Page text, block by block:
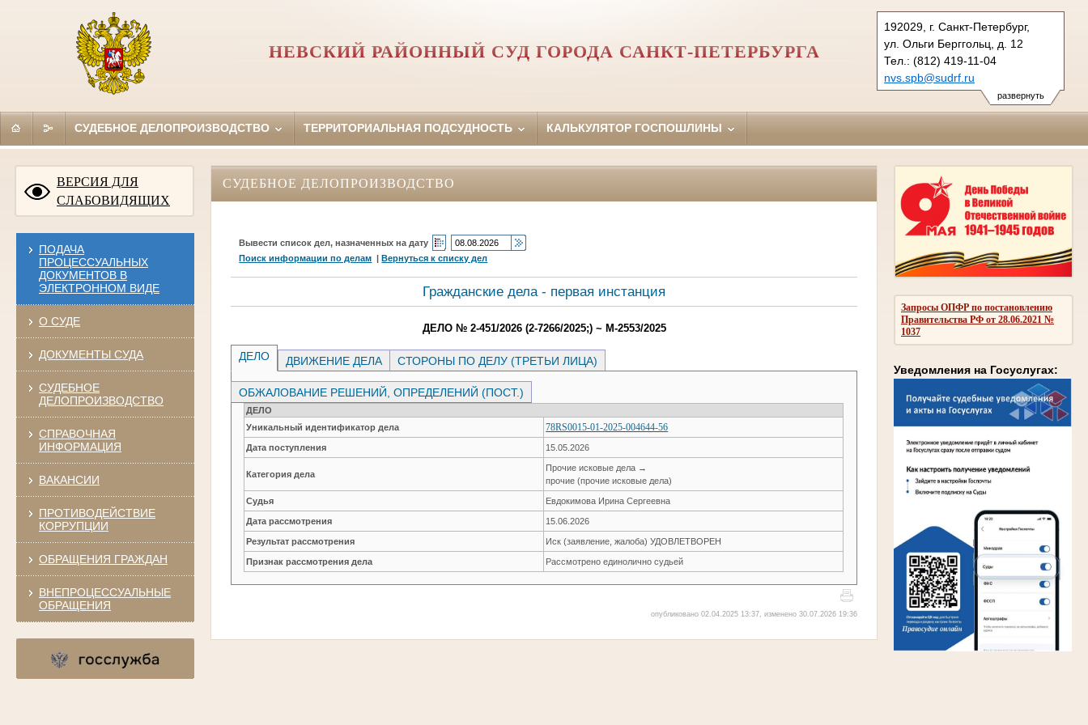
развернуть
192029, г. Санкт-Петербург,
ул. Ольги Берггольц, д. 12
Тел.: (812) 419-11-04
nvs.spb@sudrf.ru
НЕВСКИЙ РАЙОННЫЙ СУД ГОРОДА САНКТ-ПЕТЕРБУРГА
СУДЕБНОЕ ДЕЛОПРОИЗВОДСТВО ТЕРРИТОРИАЛЬНАЯ ПОДСУДНОСТЬ КАЛЬКУЛЯТОР ГОСПОШЛИНЫ
ВЕРСИЯ ДЛЯ
СЛАБОВИДЯЩИХ
ПОДАЧА
ПРОЦЕССУАЛЬНЫХ
ДОКУМЕНТОВ В
ЭЛЕКТРОННОМ ВИДЕ
О СУДЕ
ДОКУМЕНТЫ СУДА
СУДЕБНОЕ
ДЕЛОПРОИЗВОДСТВО
СПРАВОЧНАЯ
ИНФОРМАЦИЯ
ВАКАНСИИ
ПРОТИВОДЕЙСТВИЕ
КОРРУПЦИИ
ОБРАЩЕНИЯ ГРАЖДАН
ВНЕПРОЦЕССУАЛЬНЫЕ
ОБРАЩЕНИЯ
Запросы ОПФР по постановлению
Правительства РФ от 28.06.2021 №
1037
Уведомления на Госуслугах:
СУДЕБНОЕ ДЕЛОПРОИЗВОДСТВО
Вывести список дел, назначенных на дату
Поиск информации по делам |Вернуться к списку дел
Гражданские дела - первая инстанция
ДЕЛО № 2-451/2026 (2-7266/2025;) ~ М-2553/2025
ДЕЛО ДВИЖЕНИЕ ДЕЛА СТОРОНЫ ПО ДЕЛУ (ТРЕТЬИ ЛИЦА)
ОБЖАЛОВАНИЕ РЕШЕНИЙ, ОПРЕДЕЛЕНИЙ (ПОСТ.)
ДЕЛО
Уникальный идентификатор дела
78RS0015-01-2025-004644-56
Дата поступления 15.05.2026
Категория дела
Прочие исковые дела →
прочие (прочие исковые дела)
Судья Евдокимова Ирина Сергеевна
Дата рассмотрения 15.06.2026
Результат рассмотрения Иск (заявление, жалоба) УДОВЛЕТВОРЕН
Признак рассмотрения дела Рассмотрено единолично судьей
опубликовано 02.04.2025 13:37, изменено 30.07.2026 19:36